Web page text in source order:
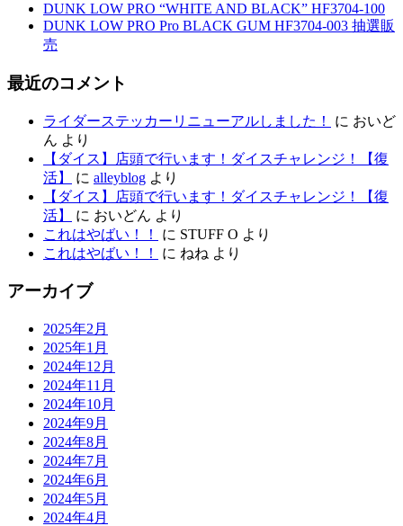
DUNK LOW PRO “WHITE AND BLACK” HF3704-100
DUNK LOW PRO Pro BLACK GUM HF3704-003 抽選販
売
最近のコメント
ライダーステッカーリニューアルしました！ に おいど
ん より
【ダイス】店頭で行います！ダイスチャレンジ！【復
活】
に alleyblog より
【ダイス】店頭で行います！ダイスチャレンジ！【復
活】
に おいどん より
これはやばい！！
に STUFF O より
これはやばい！！
に ねね より
アーカイブ
2025年2月
2025年1月
2024年12月
2024年11月
2024年10月
2024年9月
2024年8月
2024年7月
2024年6月
2024年5月
2024年4月